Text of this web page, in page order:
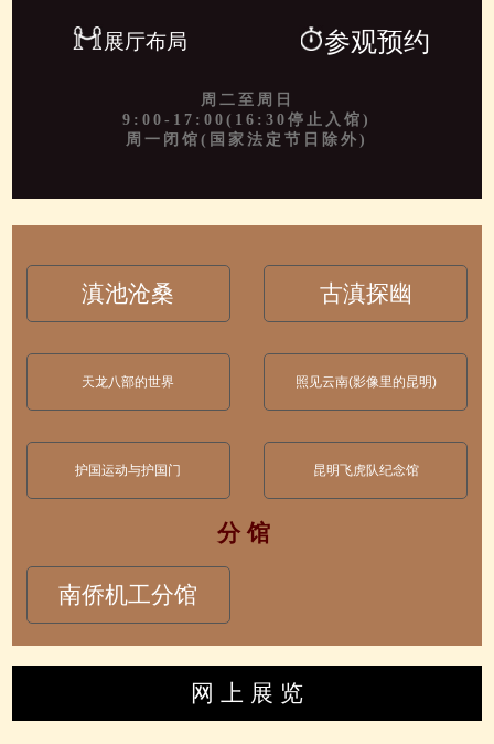
展厅布局 参观预约
周二至周日
9:00-17:00(16:30停止入馆)
周一闭馆(国家法定节日除外)
滇池沧桑 古滇探幽
天龙八部的世界 照见云南(影像里的昆明)
护国运动与护国门 昆明飞虎队纪念馆
分 馆
南侨机工分馆
网 上 展 览